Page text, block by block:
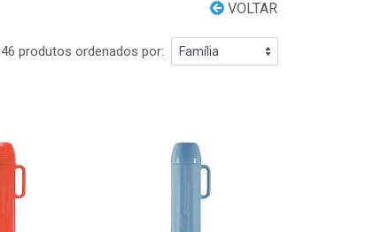
VOLTAR
46 produtos ordenados por: